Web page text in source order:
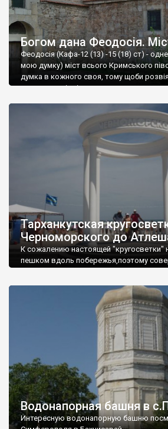
Богом дана Феодосія.
Феодосія (Кафа-12 (13) -15 (18) ст) - одне
мою думку) міст всього Кримського
думка в кожного своя, тому щоби
запрошую відвідати це
Тарханкутская
Черноморского до
К сожалению настоящей "кругосветки"
пешком вдоль побережья,поэтому
Водонапорная башня в
Интересную водонапорную башню